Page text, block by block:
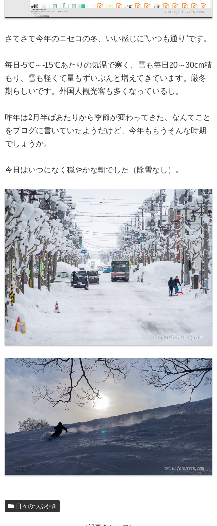
さてさて今年のニセコの冬、いい感じに”いつも通り”です。
毎日-5℃～-15℃あたりの気温で寒く、雪も毎日20～30cm積
もり、雪も軽くて量もずいぶんと増えてきています。厳冬
期らしいです。外国人観光客も多くなっているし。
昨年は2月半ばあたりから季節が変わってきた、なんてこと
をブログに書いていたようだけど、今年ももうそんな時期
でしょうか。
今日はいつになく穏やかな朝でした（除雪なし）。
日々のつぶやき